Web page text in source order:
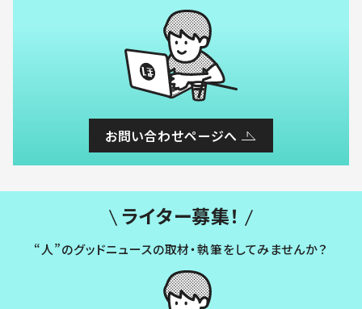
お問い合わせページへ
ライター募集！
“人”のグッドニュースの取材・執筆をしてみませんか？